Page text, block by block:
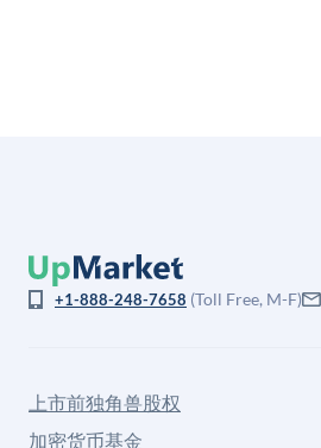
+1-888-248-7658 (Toll Free, M-F)
上市前独角兽股权
加密货币基金